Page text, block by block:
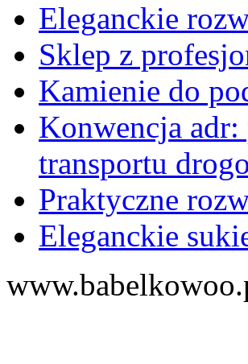
Eleganckie
Sklep z
Kamienie do
Konwencja
transportu
Praktyczne
Eleganckie